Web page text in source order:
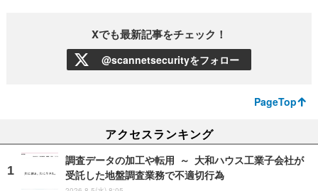
Xでも最新記事をチェック！
@scannetsecurityをフォロー
PageTop
アクセスランキング
調査データの加工や転用 ～ 大和ハウス工業子会社が
受託した地盤調査業務で不適切行為